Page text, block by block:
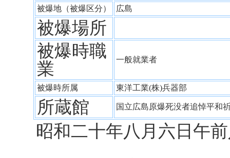
被爆地（被爆区分）
広島
被爆場所
被爆時職
業
一般就業者
被爆時所属 東洋工業(株)兵器部
所蔵館 国立広島原爆死没者追悼平
昭和二十年八月六日午